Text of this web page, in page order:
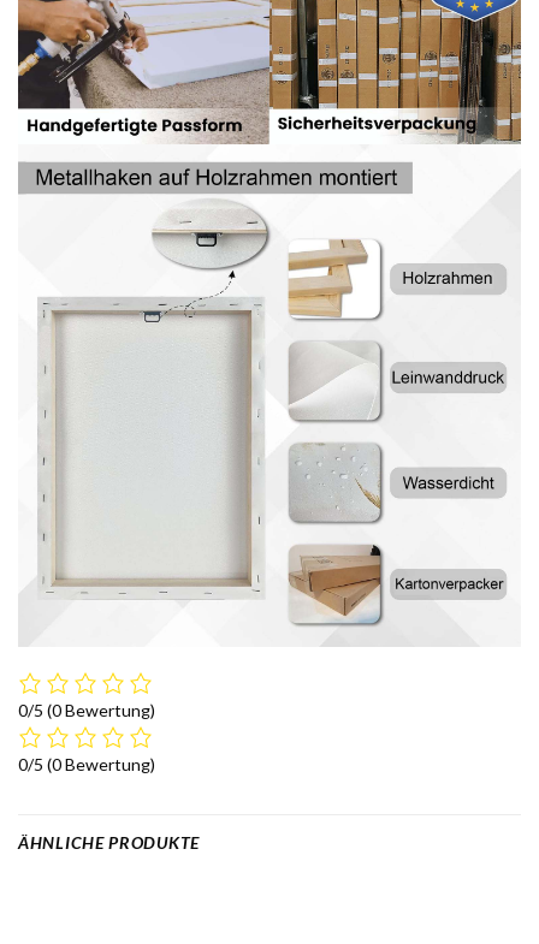
0/5 (0 Bewertung)
0/5 (0 Bewertung)
ÄHNLICHE PRODUKTE